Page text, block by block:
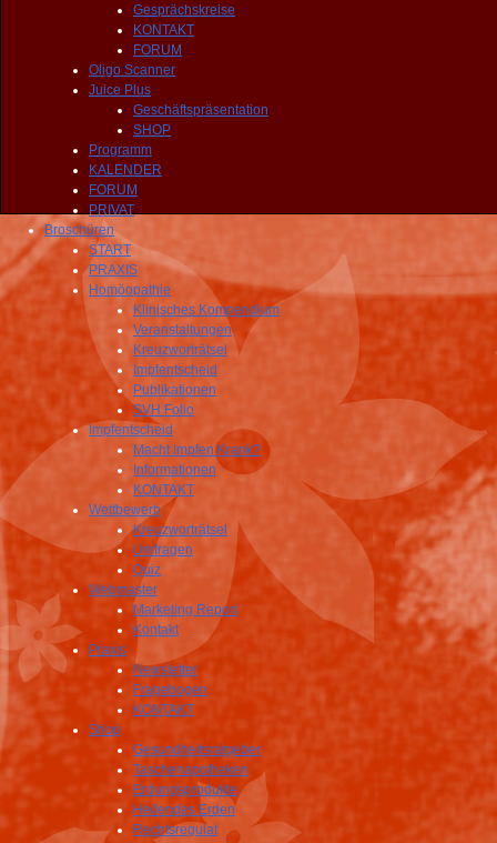
Gesprächskreise
KONTAKT
FORUM
Oligo Scanner
Juice Plus
Geschäftspräsentation
SHOP
Programm
KALENDER
FORUM
PRIVAT
Broschüren
START
PRAXIS
Homöopathie
Klinisches Kompendium
Veranstaltungen
Kreuzworträtsel
Impfentscheid
Publikationen
SVH Folio
Impfentscheid
Macht Impfen Krank?
Informationen
KONTAKT
Wettbewerb
Kreuzworträtsel
Umfragen
Quiz
Webmaster
Marketing Report
Kontakt
Praxis
Newsletter
Fragebogen
KONTAKT
Shop
Gesundheitsratgeber
Taschenapotheken
Erdungsprodukte
Heilendes Erden
Rechtsregulat